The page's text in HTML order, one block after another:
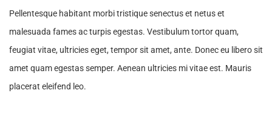
Pellentesque habitant morbi tristique senectus et netus et
malesuada fames ac turpis egestas. Vestibulum tortor quam,
feugiat vitae, ultricies eget, tempor sit amet, ante. Donec eu libero sit
amet quam egestas semper. Aenean ultricies mi vitae est. Mauris
placerat eleifend leo.